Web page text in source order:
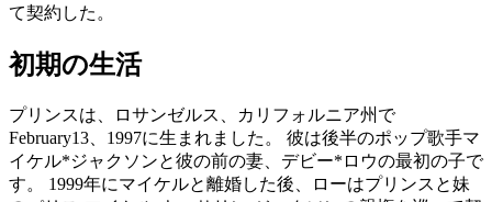
て契約した。
初期の生活
プリンスは、ロサンゼルス、カリフォルニア州で
February13、1997に生まれました。 彼は後半のポップ歌手マ
イケル*ジャクソンと彼の前の妻、デビー*ロウの最初の子で
す。 1999年にマイケルと離婚した後、ローはプリンスと妹